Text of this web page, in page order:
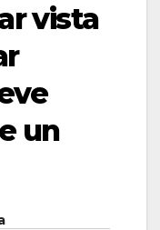
vista
un